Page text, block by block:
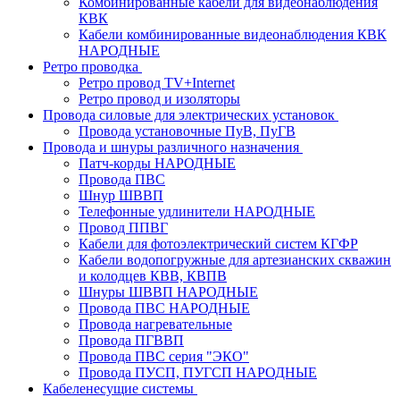
КВК
Кабели комбинированные видеонаблюдения КВК
НАРОДНЫЕ
Ретро проводка
Ретро провод TV+Internet
Ретро провод и изоляторы
Провода силовые для электрических установок
Провода установочные ПуВ, ПуГВ
Провода и шнуры различного назначения
Патч-корды НАРОДНЫЕ
Провода ПВС
Шнур ШВВП
Телефонные удлинители НАРОДНЫЕ
Провод ППВГ
Кабели для фотоэлектрический систем КГФР
Кабели водопогружные для артезианских скважин
и колодцев КВВ, КВПВ
Шнуры ШВВП НАРОДНЫЕ
Провода ПВС НАРОДНЫЕ
Провода нагревательные
Провода ПГВВП
Провода ПВС серия "ЭКО"
Провода ПУСП, ПУГСП НАРОДНЫЕ
Кабеленесущие системы